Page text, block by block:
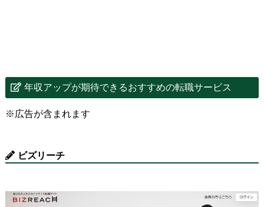
年収アップが期待できるおすすめの転職サービス
※広告が含まれます
ビズリーチ